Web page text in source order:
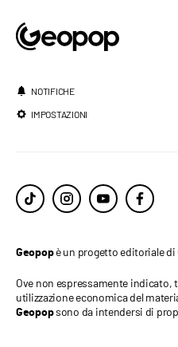
NOTIFICHE
IMPOSTAZIONI
Geopopè un progetto editoriale di
Ove non espressamente
utilizzazione economica del
Geopopsono da intendersi di